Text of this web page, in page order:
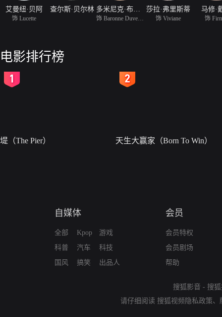
艾曼纽·贝阿
饰 Lucette
查尔斯·贝尔林 莎拉·弗里斯蒂
饰 Viviane
马修·
饰
电影排行榜
堤（The Pier） 天生大赢家（Born To Win）
自媒体
全部
科普
国风
Kpop
汽车
搞笑
游戏
科技
出品人
会员
会员特权
会员剧场
帮助
搜狐影音 - 搜
请仔细阅读 搜狐视频隐私政策、